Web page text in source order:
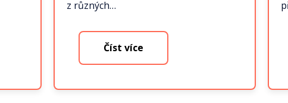
z různých…
Číst více